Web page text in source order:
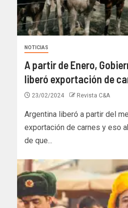
NOTICIAS
A partir de Enero,
liberó exportación de
23/02/2024 Revista C&A
Argentina liberó a partir del
exportación de carnes y eso
de que...